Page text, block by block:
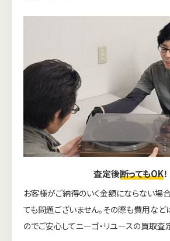
査定後断ってもOK！
お客様がご納得のいく金額にならない場
ても問題ございません。その際も費用な
のでご安心してニーゴ・リユースの買取査